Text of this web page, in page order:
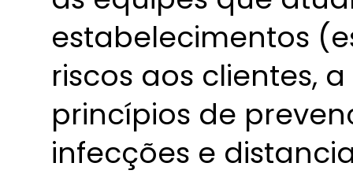
estabelecimentos
riscos aos clientes,
princípios de
infecções e